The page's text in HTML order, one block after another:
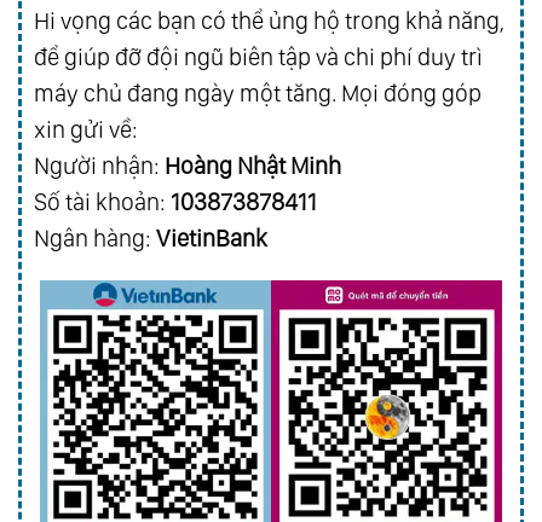
Hi vọng các bạn có thể ủng hộ trong khả năng,
để giúp đỡ đội ngũ biên tập và chi phí duy trì
máy chủ đang ngày một tăng. Mọi đóng góp
xin gửi về:
Người nhận: Hoàng Nhật Minh
Số tài khoản: 103873878411
Ngân hàng: VietinBank